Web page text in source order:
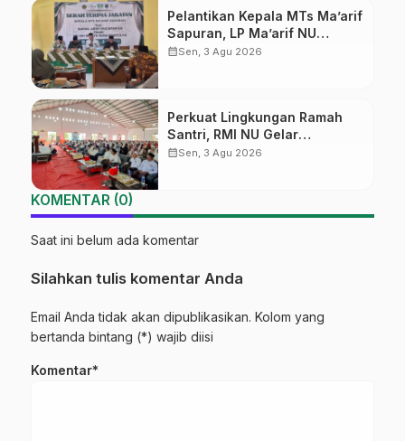
Pelantikan Kepala MTs Ma’arif
Sapuran, LP Ma’arif NU
Wonosobo Tekankan Lima
calendar_monthSen, 3 Agu 2026
Perkuat Lingkungan Ramah
Santri, RMI NU Gelar
‘Sambang Pesantren’ di Pati
calendar_monthSen, 3 Agu 2026
KOMENTAR (0)
Saat ini belum ada komentar
Silahkan tulis komentar Anda
Email Anda tidak akan dipublikasikan. Kolom yang
bertanda bintang (*) wajib diisi
Komentar*